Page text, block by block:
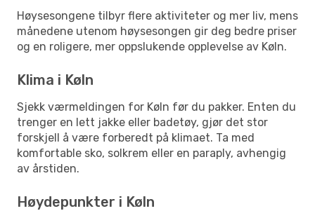
Høysesongene tilbyr flere aktiviteter og mer liv, mens
månedene utenom høysesongen gir deg bedre priser
og en roligere, mer oppslukende opplevelse av Køln.
Klima i Køln
Sjekk værmeldingen for Køln før du pakker. Enten du
trenger en lett jakke eller badetøy, gjør det stor
forskjell å være forberedt på klimaet. Ta med
komfortable sko, solkrem eller en paraply, avhengig
av årstiden.
Høydepunkter i Køln